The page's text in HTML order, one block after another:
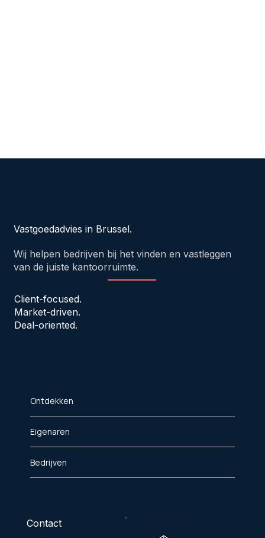
Vastgoedadvies in Brussel.
Wij helpen bedrijven bij het vinden en vastleggen
van de juiste kantoorruimte.
Client-focused.
Market-driven.
Deal-oriented.
Ontdekken
Eigenaren
Bedrijven
Contact